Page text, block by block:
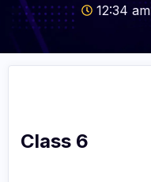
12:34 am
Class 6